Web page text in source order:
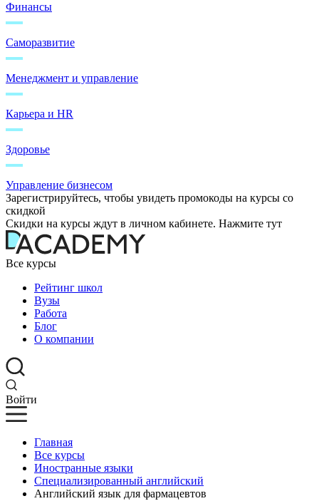
Финансы
Саморазвитие
Менеджмент и управление
Карьера и HR
Здоровье
Управление бизнесом
Зарегистрируйтесь, чтобы увидеть промокоды на курсы со
скидкой
Скидки на курсы ждут в личном кабинете. Нажмите тут
Все курсы
Рейтинг школ
Вузы
Работа
Блог
О компании
Войти
Главная
Все курсы
Иностранные языки
Специализированный английский
Английский язык для фармацевтов